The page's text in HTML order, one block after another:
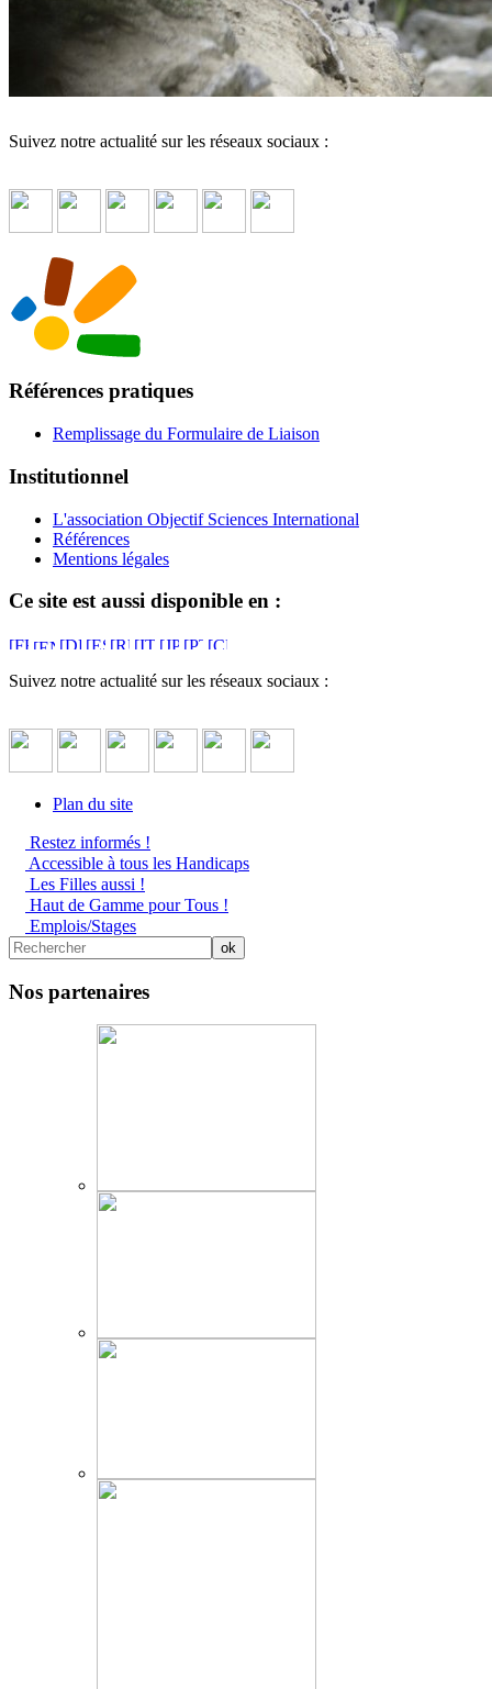
Suivez notre actualité sur les réseaux sociaux :
Références pratiques
Remplissage du Formulaire de Liaison
Institutionnel
L'association Objectif Sciences International
Références
Mentions légales
Ce site est aussi disponible en :
Suivez notre actualité sur les réseaux sociaux :
Plan du site
Restez informés !
Accessible à tous les Handicaps
Les Filles aussi !
Haut de Gamme pour Tous !
Emplois/Stages
Nos partenaires